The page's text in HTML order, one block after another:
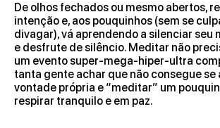
De olhos fechados ou mesmo abertos,
intenção e, aos pouquinhos (sem se
divagar), vá aprendendo a silenciar seu
e desfrute de silêncio. Meditar não
um evento super-mega-hiper-ultra
tanta gente achar que não consegue se
vontade própria e “meditar” um
respirar tranquilo e em paz.